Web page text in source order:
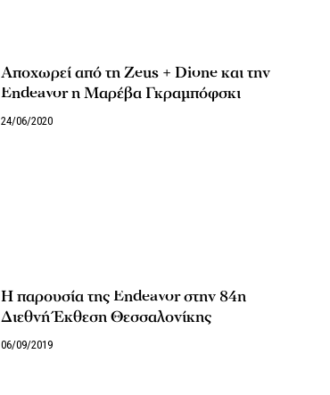
Αποχωρεί από τη Zeus + Dione και την
Endeavor η Μαρέβα Γκραμπόφσκι
24/06/2020
H παρουσία της Endeavor στην 84η
Διεθνή Έκθεση Θεσσαλονίκης
06/09/2019